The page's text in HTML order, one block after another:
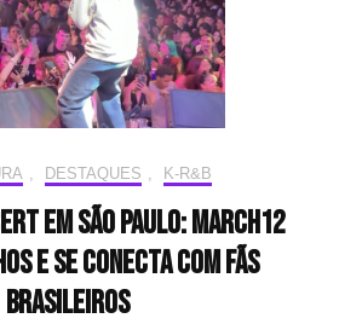
DESTAQUES K-R&B
em São Paulo: March12
e se conecta com fãs
brasileiros